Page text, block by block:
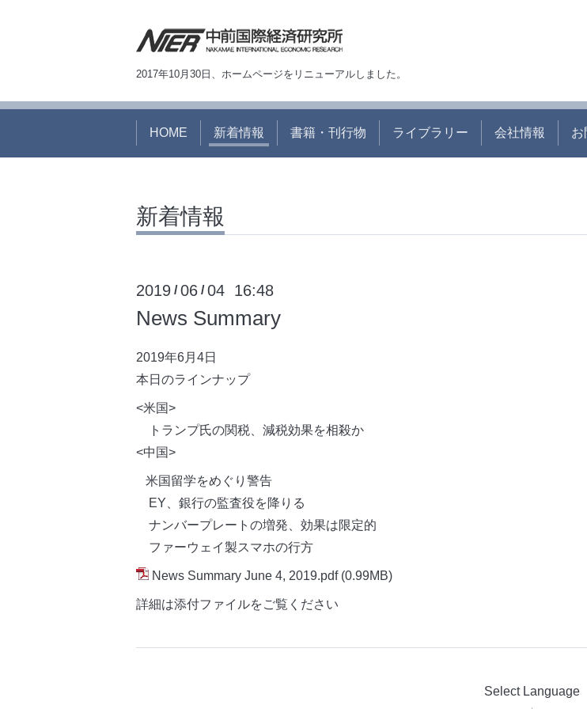
2017年10月30日、ホームページをリニューアルしました。
HOME 新着情報 書籍・刊行物 ライブラリー 会社情報 お
新着情報
2019 /06 /04 16:48
News Summary
2019年6月4日
本日のラインナップ
<米国>
トランプ氏の関税、減税効果を相殺か
<中国>
米国留学をめぐり警告
EY、銀行の監査役を降りる
ナンバープレートの増発、効果は限定的
ファーウェイ製スマホの行方
News Summary June 4, 2019.pdf (0.99MB)
詳細は添付ファイルをご覧ください
Select Language